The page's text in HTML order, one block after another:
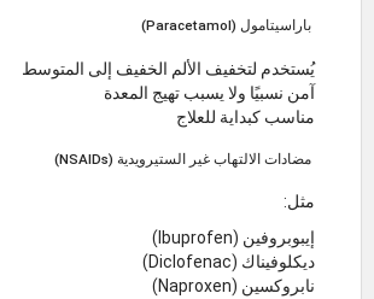
باراسيتامول (Paracetamol)
يُستخدم لتخفيف الألم الخفيف إلى المتوسط
آمن نسبيًا ولا يسبب تهيج المعدة
مناسب كبداية للعلاج
مضادات الالتهاب غير الستيرويدية (NSAIDs)
مثل:
إيبوبروفين (Ibuprofen)
ديكلوفيناك (Diclofenac)
نابروكسين (Naproxen)